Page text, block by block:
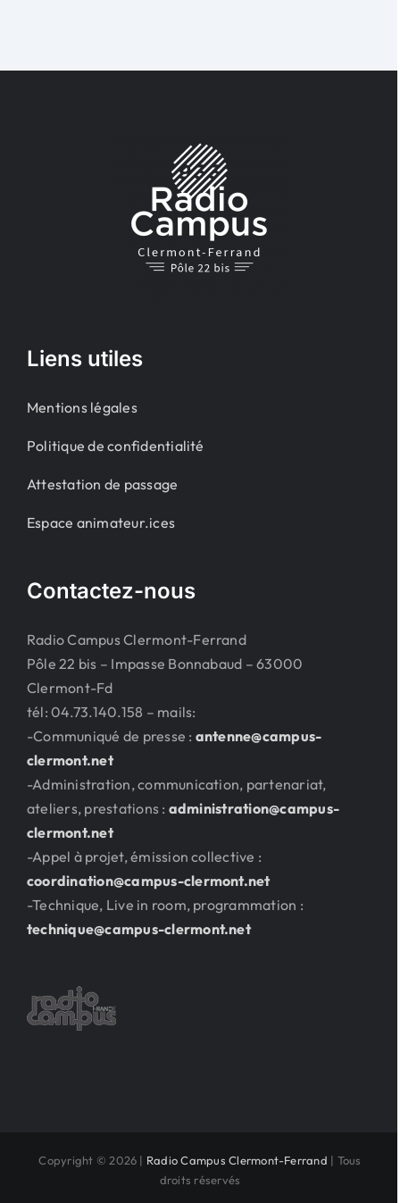
Liens utiles
Mentions légales
Politique de confidentialité
Attestation de passage
Espace animateur.ices
Contactez-nous
Radio Campus Clermont-Ferrand
Pôle 22 bis – Impasse Bonnabaud – 63000
Clermont-Fd
tél: 04.73.140.158 – mails:
-Communiqué de presse : antenne@campus-
clermont.net
-Administration, communication, partenariat,
ateliers, prestations : administration@campus-
clermont.net
-Appel à projet, émission collective :
coordination@campus-clermont.net
-Technique, Live in room, programmation :
technique@campus-clermont.net
Copyright © 2026 | Radio Campus Clermont-Ferrand | Tous
droits réservés